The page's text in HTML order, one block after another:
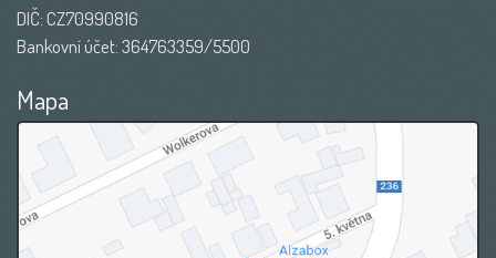
DIČ: CZ70990816
Bankovní účet: 364763359/5500
Mapa